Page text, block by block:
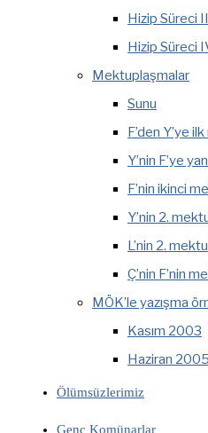
Hizip Süreci
Hizip Süreci
Mektuplaşmalar
Sunu
F’den Y’ye
Y’nin F’ye
F’nin ikinci
Y’nin 2.
L’nin 2.
Ç’nin F’nin
MÖK’le yazışma
Kasım 2003
Haziran 2005
Ölümsüzlerimiz
Genç Komünarlar